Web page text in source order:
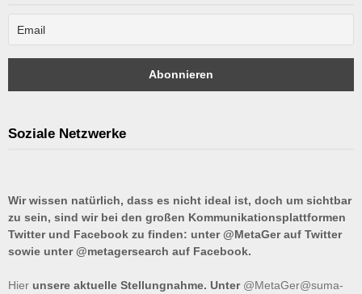
Soziale Netzwerke
Wir wissen natürlich, dass es nicht ideal ist, doch um sichtbar
zu sein, sind wir bei den großen Kommunikationsplattformen
Twitter und Facebook zu finden: unter @MetaGer auf Twitter
sowie unter @metagersearch auf Facebook.
Hier unsere aktuelle Stellungnahme. Unter @MetaGer@suma-